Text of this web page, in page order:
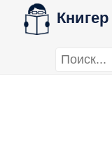
Книгер